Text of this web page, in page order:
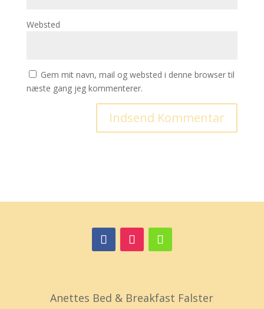
Websted
Gem mit navn, mail og websted i denne browser til
næste gang jeg kommenterer.
Anettes Bed & Breakfast Falster